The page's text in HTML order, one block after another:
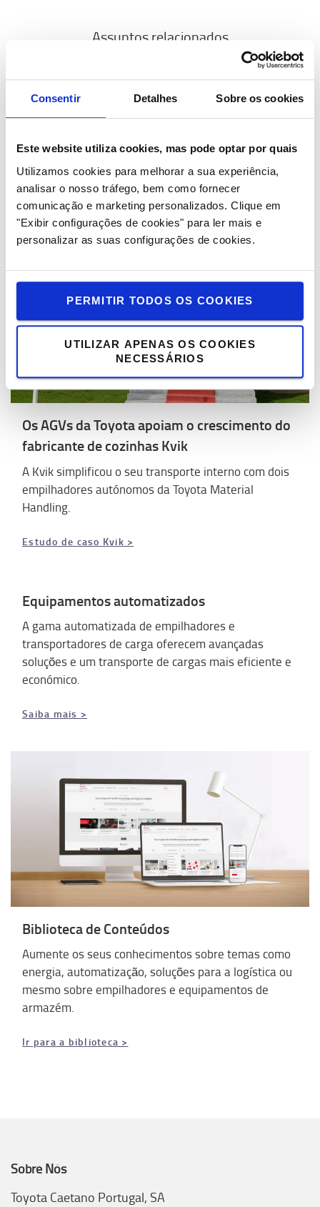
Consentir Detalhes Sobre os cookies
Este website utiliza cookies, mas pode optar por quais
Utilizamos cookies para melhorar a sua experiência,
analisar o nosso tráfego, bem como fornecer
comunicação e marketing personalizados. Clique em
"Exibir configurações de cookies" para ler mais e
personalizar as suas configurações de cookies.
PERMITIR TODOS OS COOKIES
UTILIZAR APENAS OS COOKIES
NECESSÁRIOS
Assuntos relacionados
A Nossa Gama de Produtos
empilhadores, retráteis, porta-paletes e
preparadores de encomenda.
Saiba mais >
Os AGVs da Toyota apoiam o crescimento do
fabricante de cozinhas Kvik
A Kvik simplificou o seu transporte interno com dois
empilhadores autónomos da Toyota Material
Handling.
Estudo de caso Kvik >
Equipamentos automatizados
A gama automatizada de empilhadores e
transportadores de carga oferecem avançadas
soluções e um transporte de cargas mais eficiente e
económico.
Saiba mais >
Biblioteca de Conteúdos
Aumente os seus conhecimentos sobre temas como
energia, automatização, soluções para a logística ou
mesmo sobre empilhadores e equipamentos de
armazém.
Ir para a biblioteca >
Sobre Nós
Toyota Caetano Portugal, SA